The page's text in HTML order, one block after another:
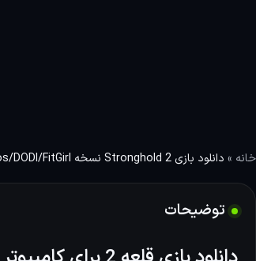
خانه » دانلود بازی Stronghold 2 نسخه ElAmigos/DODI/FitGirl
توضیحات